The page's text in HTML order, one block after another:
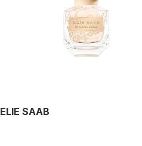
ELIE SAAB